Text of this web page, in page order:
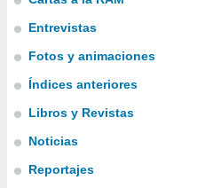
Entrevistas
Fotos y animaciones
Índices anteriores
Libros y Revistas
Noticias
Reportajes